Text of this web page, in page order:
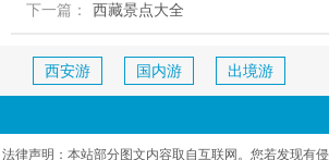
下一篇： 西藏景点大全
西安游 国内游 出境游
法律声明：本站部分图文内容取自互联网。您若发现有